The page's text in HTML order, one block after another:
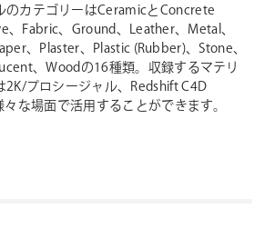
のカテゴリーはCeramicとConcrete
、Fabric、Ground、Leather、Metal、
、Plaster、Plastic (Rubber)、Stone、
、Woodの16種類。収録するマテリ
2K/プロシージャル、Redshift C4D
な場面で活用することができます。